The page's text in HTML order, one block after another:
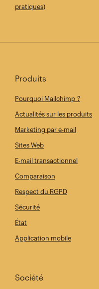
pratiques)
Produits
Pourquoi Mailchimp ?
Actualités sur les produits
Marketing par e-mail
Sites Web
E-mail transactionnel
Comparaison
Respect du RGPD
Sécurité
État
Application mobile
Société